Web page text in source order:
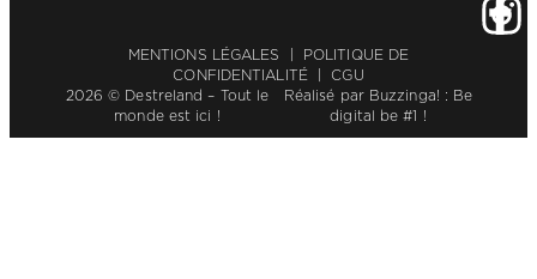
MENTIONS LÉGALES
POLITIQUE DE
CONFIDENTIALITÉ| CGU
2026 © Destreland – Tout le
monde est ici !
Réalisé par Buzzinga! : Be
digital be #1 !